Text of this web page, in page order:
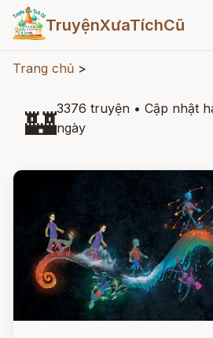
TruyệnXưaTíchCũ
Trang chủ >
🏰3376 truyện • Cập nhật
ngày